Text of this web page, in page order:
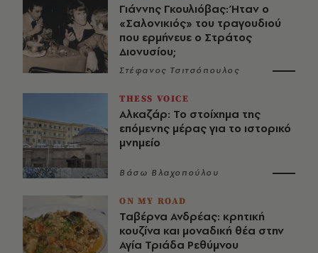
Γιάννης Γκουλιόβας: Ήταν ο
«Σαλονικιός» του τραγουδιού
που ερμήνευε ο Στράτος
Διονυσίου;
Στέφανος Τσιτσόπουλος
THESS VOICE
Αλκαζάρ: Το στοίχημα της
επόμενης μέρας για το ιστορικό
μνημείο
Βάσω Βλαχοπούλου
ON MY ROAD
Ταβέρνα Ανδρέας: κρητική
κουζίνα και μοναδική θέα στην
Αγία Τριάδα Ρεθύμνου